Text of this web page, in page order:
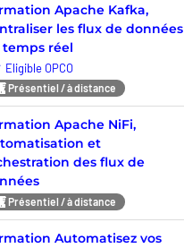
Apache Kafka,
les flux de données
réel
Présentiel / à distance
Apache NiFi,
et
des flux de
Présentiel / à distance
Automatisez vos